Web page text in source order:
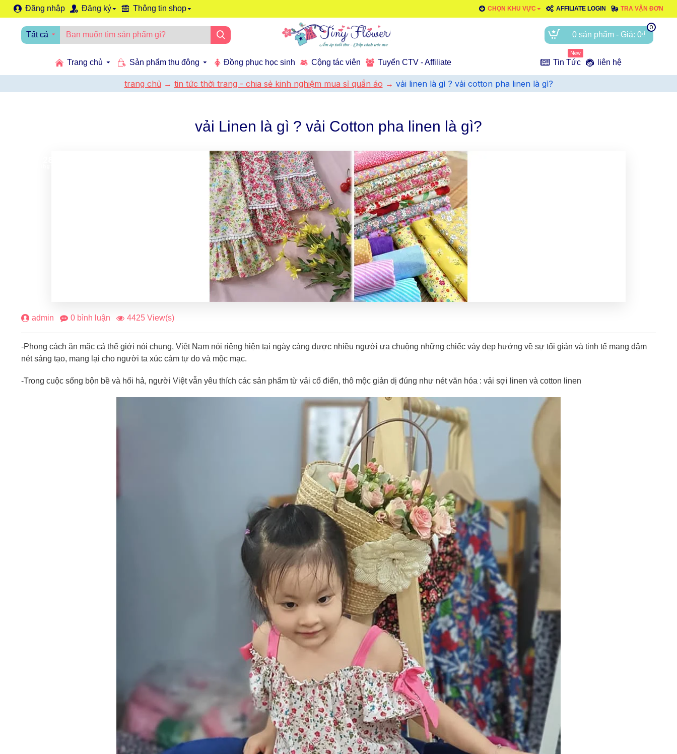
Đăng nhập Đăng ký Thông tin shop CHỌN KHU VỰC AFFILIATE LOGIN TRA VẬN ĐƠN
Tất cả 0 sản phẩm - Giá: 0₫
0
Trang chủ Sản phẩm thu đông Đồng phục học sinh Cộng tác viên Tuyển CTV - Affiliate Tin Tức
New
liên hệ
trang chủ tin tức thời trang - chia sẻ kinh nghiệm mua sỉ quần áo vải linen là gì ? vải cotton pha linen là gì?
vải Linen là gì ? vải Cotton pha linen là gì?
admin 0 bình luận 4425 View(s)
-Phong cách ăn mặc cả thế giới nói chung, Việt Nam nói riêng hiện tại ngày càng được nhiều người ưa chuộng những chiếc váy đẹp hướng về sự tối giản và tinh tế mang đậm
nét sáng tạo, mang lại cho người ta xúc cảm tự do và mộc mạc.
-Trong cuộc sống bộn bề và hối hả, người Việt vẫn yêu thích các sản phẩm từ vải cổ điển, thô mộc giản dị đúng như nét văn hóa : vải sợi linen và cotton linen